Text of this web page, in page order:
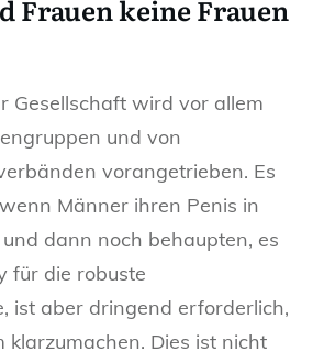
Frauen keine Frauen
Gesellschaft wird vor allem
und von
vorangetrieben. Es
Männer ihren Penis in
dann noch behaupten, es
für die robuste
ist aber dringend erforderlich,
klarzumachen. Dies ist nicht